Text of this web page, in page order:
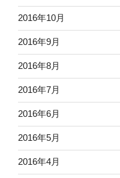
2016年10月
2016年9月
2016年8月
2016年7月
2016年6月
2016年5月
2016年4月